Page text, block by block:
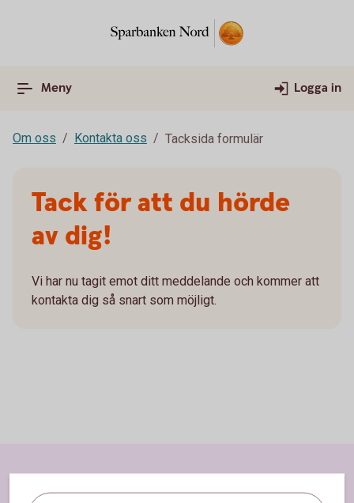
Meny Logga in
Om oss Kontakta oss Tacksida formulär
Tack för att du hörde
av dig!
Vi har nu tagit emot ditt meddelande och kommer att
kontakta dig så snart som möjligt.
Sidfot
Hitta snabbt